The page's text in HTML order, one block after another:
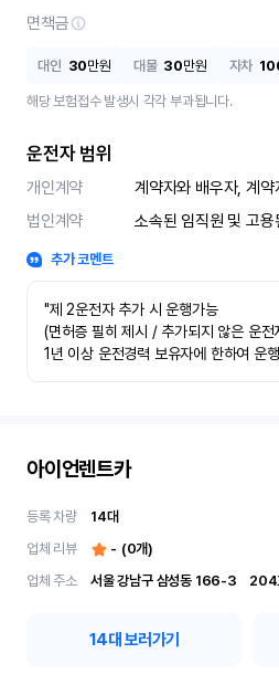
면책금
대인 30만원 대물 30만원 자차
해당 보험접수 발생시 각각 부과됩니다.
운전자 범위
개인계약
계약자와 배우자, 계약
법인계약
소속된 임직원 및 고용
추가 코멘트
"제 2운전자 추가 시 운행가능
(면허증 필히 제시 / 추가되지 않은 운전
1년 이상 운전경력 보유자에 한하여 운
아이언렌트카
등록 차량 14대
업체 리뷰
- (0개)
업체 주소
서울 강남구 삼성동
14대 보러가기